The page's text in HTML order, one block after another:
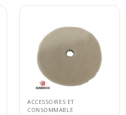
ACCESSOIRES ET
CONSOMMABLE